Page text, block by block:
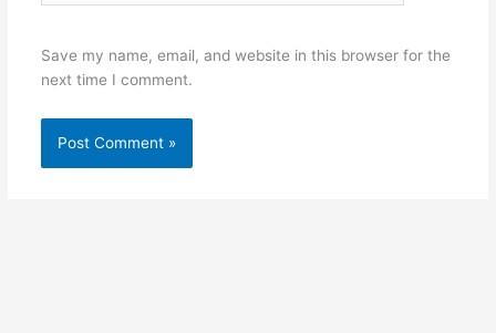
Save my name, email, and website in this browser for the
next time I comment.